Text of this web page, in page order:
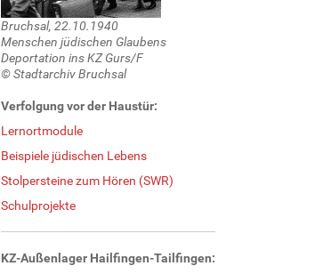
Bruchsal, 22.10.1940
Menschen jüdischen Glaubens
Deportation ins KZ Gurs/F
© Stadtarchiv Bruchsal
Verfolgung vor der Haustür:
Lernortmodule
Beispiele jüdischen Lebens
Stolpersteine zum Hören (SWR)
Schulprojekte
KZ-Außenlager Hailfingen-Tailfingen: